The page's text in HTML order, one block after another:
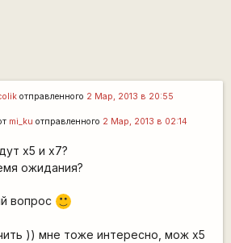
отправленного 2 Мар, 2013 в 20:55
mi_ku отправленного 2 Мар, 2013 в 02:14
х5 и х7?
ожидания?
вопрос :)
)) мне тоже интересно, мож х5